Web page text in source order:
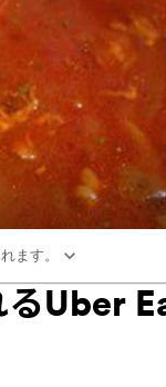
ます。
Uber